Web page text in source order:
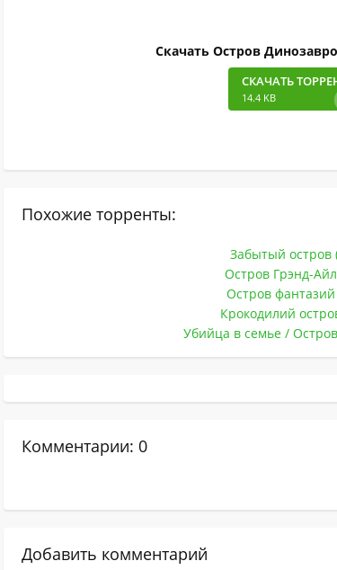
Скачать Остров
СКАЧАТЬ
14.4 KB
Похожие торренты:
Забытый остров
Остров Грэнд-
Остров фантазий
Крокодилий
Убийца в семье /
Комментарии: 0
Добавить комментарий